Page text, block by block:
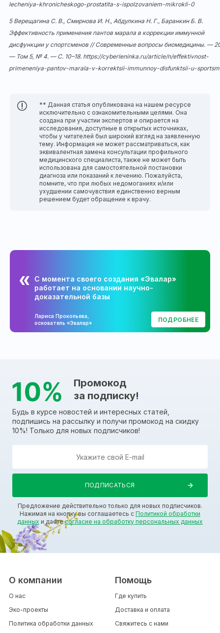
lecheniya-khronicheskogo-prostatita-s-ispolzovaniem-mikrokli-0
5 Верещагина С. В., Смирнова И. Н., Абдулкина Н. Г., Баранкин Б. В.
Эффективность применения пантов марала в коррекции иммунной
дисфункции у спортсменов // Современные вопросы биомедицины. —
— Том 5, № 4. — С. 10–18. https://cyberleninka.ru/article/n/effektivnost-
primeneniya-pantov-marala-v-korrektsii-immunnoy-disfunktsii-u-
** Данная статья опубликована на нашем ресурсе
исключительно с ознакомительными целями. Она
создана при участии экспертов и опирается на
исследования, доступные в открытых источниках,
чтобы у читателей был широкий взгляд на заявленную
тему. Информация не может рассматриваться, как
эквивалентная замена консультации профильного
медицинского специалиста, также не может быть
использована для самостоятельной постановки
диагноза или показаний к лечению. Пожалуйста,
помните, что при любых недомоганиях и/или
ухудшении самочувствия единственно верным
решением будет обращение к врачу.
С момента своего создания «Эвалар»
работает на основании научно-
доказательной базы
Лариса Прокопьева,
основатель «Эвалар»
ПОДРОБНЕЕ
Промокод
за подписку!
Будь в курсе новостей и интересных статей,
подпишись на рассылку и получи промокод на скидку
10%! Только для новых подписчиков!
Предложение действительно только для новых подписчиков.
Нажимая на кнопку вы соглашаетесь с Политикой обработки
данных и даетесогласие на обработку персональных данных
О компании
О нас
Эко-проекты
Политика обработки данных
Помощь
Где купить
Доставка и оплата
Свяжитесь с нами